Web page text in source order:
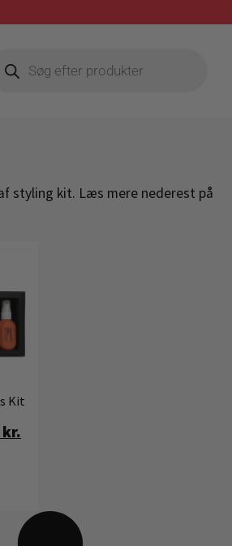
styling kit. Læs mere nederest på
Kit
kr.